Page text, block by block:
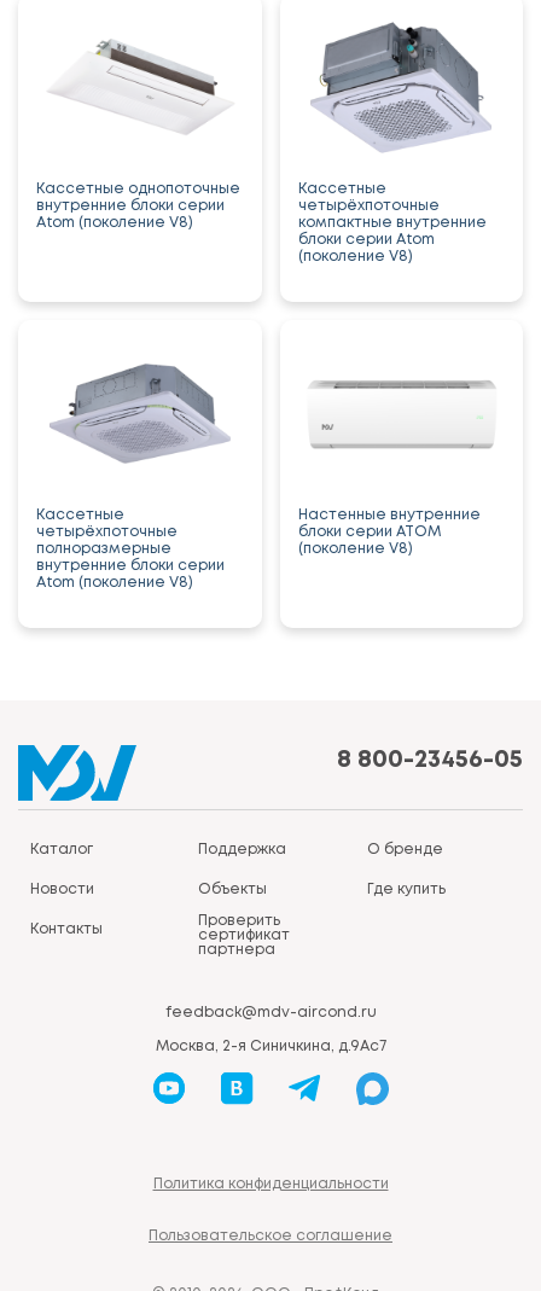
Кассетные однопоточные
внутренние блоки серии
Atom (поколение V8)
Кассетные
четырёхпоточные
компактные внутренние
блоки серии Atom
(поколение V8)
Кассетные
четырёхпоточные
полноразмерные
внутренние блоки серии
Atom (поколение V8)
Настенные внутренние
блоки серии ATOM
(поколение V8)
8 800-23456-05
Каталог Поддержка О бренде
Новости Объекты Где купить
Контакты
Проверить
сертификат
партнера
feedback@mdv-aircond.ru
Москва, 2-я Синичкина, д.9Ас7
Политика конфиденциальности
Пользовательское соглашение